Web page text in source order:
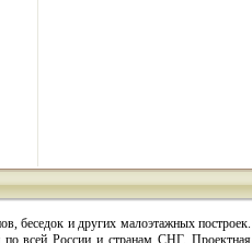
беседок и других малоэтажных построек.
всей России и странам СНГ. Проектная